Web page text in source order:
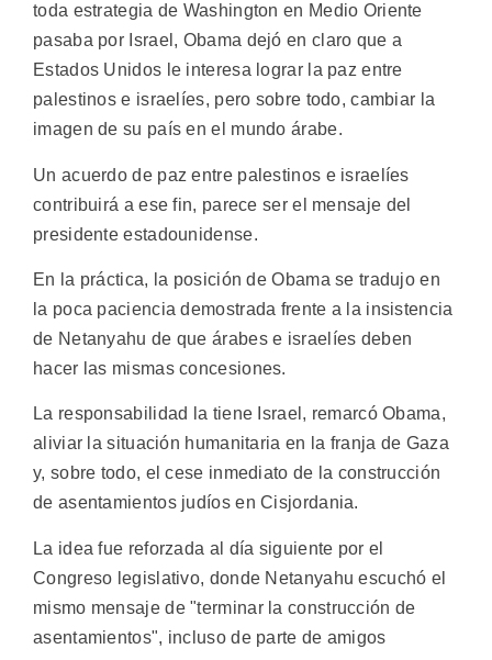
toda estrategia de Washington en Medio Oriente
pasaba por Israel, Obama dejó en claro que a
Estados Unidos le interesa lograr la paz entre
palestinos e israelíes, pero sobre todo, cambiar la
imagen de su país en el mundo árabe.
Un acuerdo de paz entre palestinos e israelíes
contribuirá a ese fin, parece ser el mensaje del
presidente estadounidense.
En la práctica, la posición de Obama se tradujo en
la poca paciencia demostrada frente a la insistencia
de Netanyahu de que árabes e israelíes deben
hacer las mismas concesiones.
La responsabilidad la tiene Israel, remarcó Obama,
aliviar la situación humanitaria en la franja de Gaza
y, sobre todo, el cese inmediato de la construcción
de asentamientos judíos en Cisjordania.
La idea fue reforzada al día siguiente por el
Congreso legislativo, donde Netanyahu escuchó el
mismo mensaje de "terminar la construcción de
asentamientos", incluso de parte de amigos